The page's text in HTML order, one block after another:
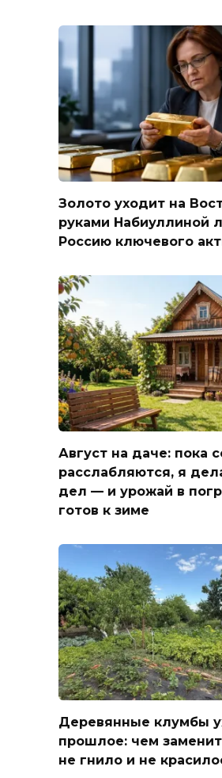
Золото уходит на
руками Набиуллиной
Россию ключевого
Август на даче: пока
расслабляются, я
дел — и урожай в
готов к зиме
Деревянные клумбы
прошлое: чем
не гнило и не